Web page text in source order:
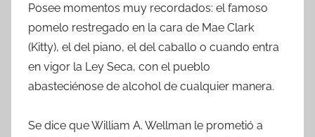
Posee momentos muy recordados: el famoso
pomelo restregado en la cara de Mae Clark
(Kitty), el del piano, el del caballo o cuando entra
en vigor la Ley Seca, con el pueblo
abasteciénose de alcohol de cualquier manera.
Se dice que William A. Wellman le prometió a